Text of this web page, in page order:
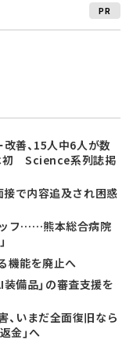
PR
改善、15人中6人が数
初 Science系列誌掲
で内容追及され困惑
ッフ……熊本総合病院
機能を廃止へ
備品」の審査支援を
、いまだ全面復旧なら
金」へ